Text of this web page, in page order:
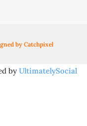
by Catchpixel
by UltimatelySocial